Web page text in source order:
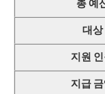
총 예
대상
지원
지급